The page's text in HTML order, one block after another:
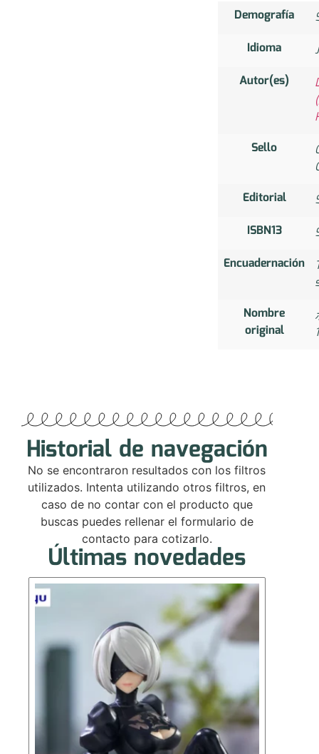
Demografía
Idioma
Autor(es)
Sello
Editorial
ISBN13
Encuadernación
Nombre
original
Historial de navegación
No se encontraron resultados con los filtros
utilizados. Intenta utilizando otros filtros, en
caso de no contar con el producto que
buscas puedes rellenar el formulario de
contacto para cotizarlo.
Últimas novedades